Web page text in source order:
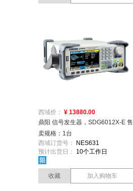
西域价： ¥ 13880.00
鼎阳 信号发生器，SDG6012X-E 售
卖规格：1台
西域订货号：
NES631
预计出货日：
10个工作日
收藏 加入购物车